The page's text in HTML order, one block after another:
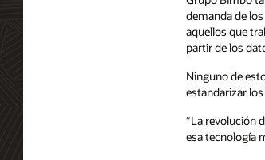
demanda de
aquellos que
partir de los
Ninguno de
estandarizar
“La revolución
esa tecnología